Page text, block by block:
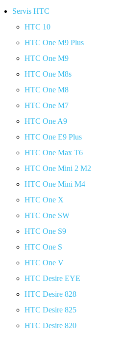
Servis HTC
HTC 10
HTC One M9 Plus
HTC One M9
HTC One M8s
HTC One M8
HTC One M7
HTC One A9
HTC One E9 Plus
HTC One Max T6
HTC One Mini 2 M2
HTC One Mini M4
HTC One X
HTC One SW
HTC One S9
HTC One S
HTC One V
HTC Desire EYE
HTC Desire 828
HTC Desire 825
HTC Desire 820